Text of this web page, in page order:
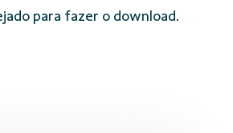
para fazer o download.